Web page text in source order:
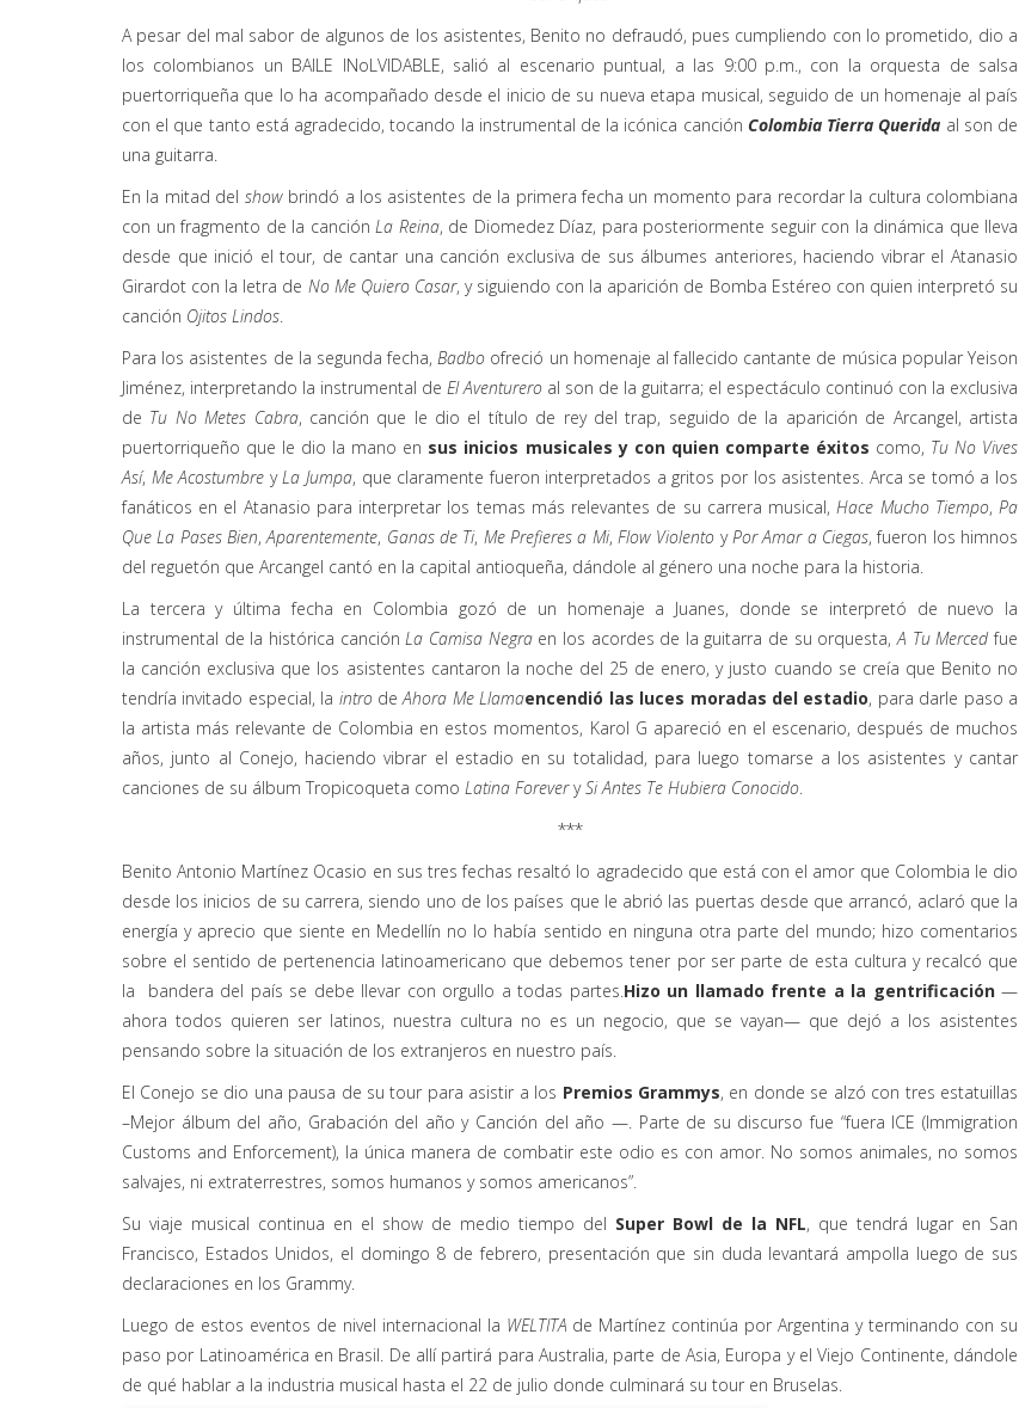
A pesar del mal sabor de algunos de los asistentes, Benito no defraudó, pues cumpliendo con lo prometido, dio a
los colombianos un BAILE INoLVIDABLE, salió al escenario puntual, a las 9:00 p.m., con la orquesta de salsa
puertorriqueña que lo ha acompañado desde el inicio de su nueva etapa musical, seguido de un homenaje al país
con el que tanto está agradecido, tocando la instrumental de la icónica canción Colombia Tierra Querida al son de
una guitarra.
En la mitad del showbrindó a los asistentes de la primera fecha un momento para recordar la cultura colombiana
con un fragmento de la canción La Reina, de Diomedez Díaz, para posteriormente seguir con la dinámica que lleva
desde que inició el tour, de cantar una canción exclusiva de sus álbumes anteriores, haciendo vibrar el Atanasio
Girardot con la letra de No Me Quiero Casar, y siguiendo con la aparición de Bomba Estéreo con quien interpretó su
canción Ojitos Lindos
Para los asistentes de la segunda fecha, Badbo ofreció un homenaje al fallecido cantante de música popular Yeison
Jiménez, interpretando la instrumental de El Aventurero al son de la guitarra; el espectáculo continuó con la exclusiva
de Tu No Metes Cabra, canción que le dio el título de rey del trap, seguido de la aparición de Arcangel, artista
puertorriqueño que le dio la mano en sus inicios musicales y con quien comparte éxitos como, Tu No Vives
Así, Me Acostumbre y La Jumpa, que claramente fueron interpretados a gritos por los asistentes. Arca se tomó a los
fanáticos en el Atanasio para interpretar los temas más relevantes de su carrera musical, Hace Mucho Tiempo, Pa
Que La Pases Bien,Aparentemente, Ganas de Ti, Me Prefieres a Mi, Flow Violento y Por Amar a Ciegas, fueron los himnos
del reguetón que Arcangel cantó en la capital antioqueña, dándole al género una noche para la historia.
La tercera y última fecha en Colombia gozó de un homenaje a Juanes, donde se interpretó de nuevo la
instrumental de la histórica canción La Camisa Negraen los acordes de la guitarra de su orquesta,A Tu Merced fue
la canción exclusiva que los asistentes cantaron la noche del 25 de enero, y justo cuando se creía que Benito no
tendría invitado especial, la introdeAhora Me Llamaencendió las luces moradas del estadio, para darle paso a
la artista más relevante de Colombia en estos momentos, Karol G apareció en el escenario, después de muchos
años, junto al Conejo, haciendo vibrar el estadio en su totalidad, para luego tomarse a los asistentes y cantar
canciones de su álbum Tropicoqueta como Latina ForeverySi Antes Te Hubiera Conocido
***
Benito Antonio Martínez Ocasio en sus tres fechas resaltó lo agradecido que está con el amor que Colombia le dio
desde los inicios de su carrera, siendo uno de los países que le abrió las puertas desde que arrancó, aclaró que la
energía y aprecio que siente en Medellín no lo había sentido en ninguna otra parte del mundo; hizo comentarios
sobre el sentido de pertenencia latinoamericano que debemos tener por ser parte de esta cultura y recalcó que
la bandera del país se debe llevar con orgullo a todas partes. Hizo un llamado frente a la gentrificación—
ahora todos quieren ser latinos, nuestra cultura no es un negocio, que se vayan— que dejó a los asistentes
pensando sobre la situación de los extranjeros en nuestro país.
El Conejo se dio una pausa de su tour para asistir a los Premios Grammys, en donde se alzó con tres estatuillas
–Mejor álbum del año, Grabación del año y Canción del año —. Parte de su discurso fue “fuera ICE (Immigration
Customs and Enforcement), la única manera de combatir este odio es con amor. No somos animales, no somos
salvajes, ni extraterrestres, somos humanos y somos americanos”.
Su viaje musical continua en el show de medio tiempo del Super Bowl de la NFL, que tendrá lugar en San
Francisco, Estados Unidos, el domingo 8 de febrero, presentación que sin duda levantará ampolla luego de sus
declaraciones en los Grammy.
Luego de estos eventos de nivel internacional la WELTITA de Martínez continúa por Argentina y terminando con su
paso por Latinoamérica en Brasil. De allí partirá para Australia, parte de Asia, Europa y el Viejo Continente, dándole
de qué hablar a la industria musical hasta el 22 de julio donde culminará su tour en Bruselas.